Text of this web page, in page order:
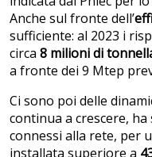
Anche sul fronte dell’
sufficiente: al 2023 i
circa 8 milioni di
a fronte dei 9 Mtep
Ci sono poi delle
continua a crescere,
connessi alla rete, per
installata superiore a